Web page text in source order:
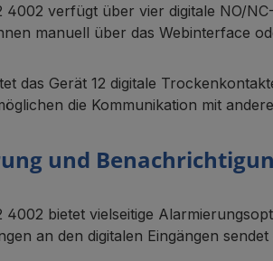
4002 verfügt über vier digitale NO/
manuell über das Webinterface
das Gerät 12 digitale
die Kommunikation mit
und
4002 bietet vielseitige
an den digitalen Eingängen